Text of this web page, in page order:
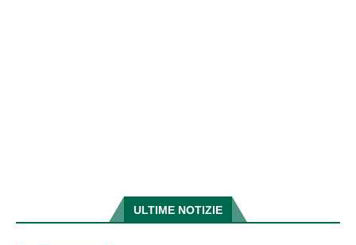
ULTIME NOTIZIE